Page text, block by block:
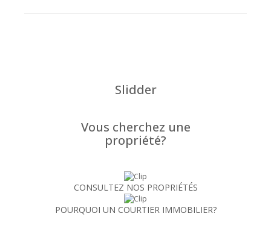
Slidder
Vous cherchez une
propriété?
CONSULTEZ NOS PROPRIÉTÉS
POURQUOI UN COURTIER IMMOBILIER?